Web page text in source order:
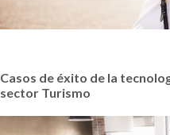
Casos de éxito de la
sector Turismo